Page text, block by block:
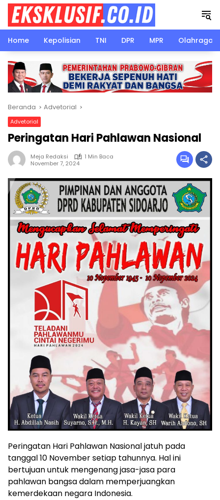
Langsung
konten
Home
Kepolisian TNI DPR MPR Olahraga
Beranda Advetorial
Advetorial
Peringatan Hari Pahlawan Nasional
Meja Redaksi
1 Min Baca
November 7, 2024
Peringatan Hari Pahlawan Nasional jatuh pada
tanggal 10 November setiap tahunnya. Hal ini
bertujuan untuk mengenang jasa-jasa para
pahlawan bangsa dalam memperjuangkan
kemerdekaan negara Indonesia.